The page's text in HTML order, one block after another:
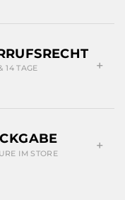
14 TAGE
IM STORE